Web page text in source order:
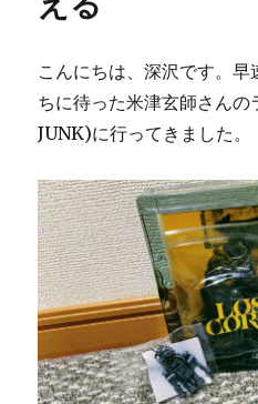
こんにちは、深沢です。
ちに待った米津玄師さん
JUNK)に行ってきました。